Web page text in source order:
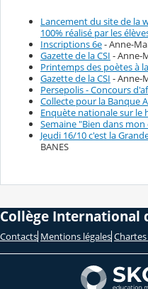
Lancement du site de la
100% réalisé par les
Inscriptions 6e- Anne-
Gazette de la CSI - Anne-
Printemps des poètes à
Gazette de la CSI - Anne-
Persepolis - Concours
Collecte pour la Banque
Enquète nationale sur le
Semaine "Bien dans mon
Jeudi 16/10 c'est la
BANES
Collège International
Contacts Mentions légales